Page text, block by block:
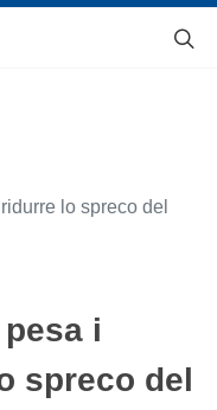
lo spreco del
i
spreco del